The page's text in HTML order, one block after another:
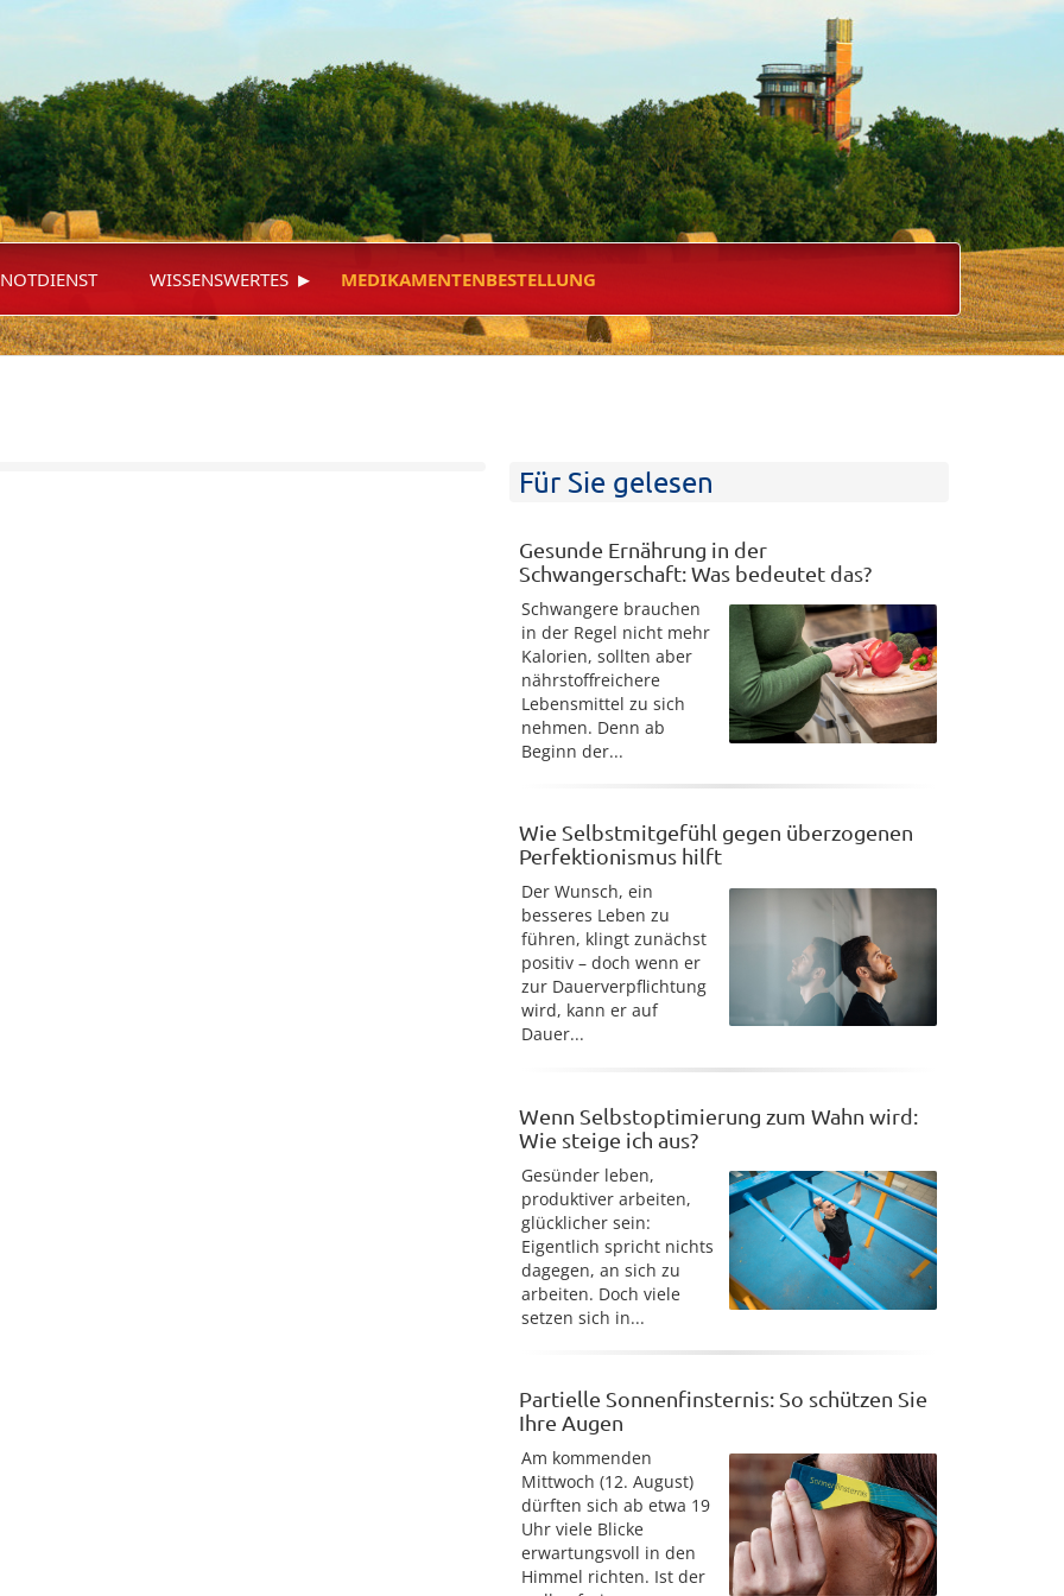
NOTDIENST WISSENSWERTES ▸ MEDIKAMENTENBESTELLUNG
Für Sie gelesen
Gesunde Ernährung in der
Schwangerschaft: Was bedeutet das?
Schwangere brauchen
in der Regel nicht mehr
Kalorien, sollten aber
nährstoffreichere
Lebensmittel zu sich
nehmen. Denn ab
Beginn der...
Wie Selbstmitgefühl gegen überzogenen
Perfektionismus hilft
Der Wunsch, ein
besseres Leben zu
führen, klingt zunächst
positiv – doch wenn er
zur Dauerverpflichtung
wird, kann er auf
Dauer...
Wenn Selbstoptimierung zum Wahn wird:
Wie steige ich aus?
Gesünder leben,
produktiver arbeiten,
glücklicher sein:
Eigentlich spricht nichts
dagegen, an sich zu
arbeiten. Doch viele
setzen sich in...
Partielle Sonnenfinsternis: So schützen Sie
Ihre Augen
Am kommenden
Mittwoch (12. August)
dürften sich ab etwa 19
Uhr viele Blicke
erwartungsvoll in den
Himmel richten. Ist der